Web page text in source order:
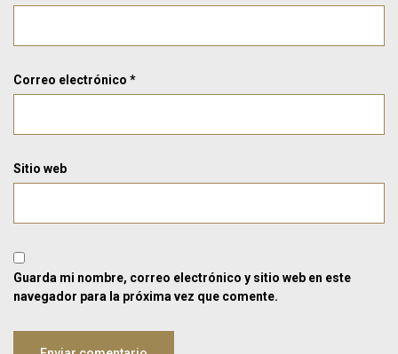
Correo electrónico *
Sitio web
Guarda mi nombre, correo electrónico y sitio web en este
navegador para la próxima vez que comente.